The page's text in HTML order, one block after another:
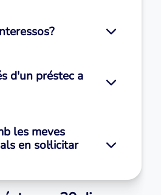
d'un préstec a
les meves
en sol·licitar